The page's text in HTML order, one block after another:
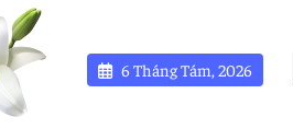
6 Tháng Tám, 2026